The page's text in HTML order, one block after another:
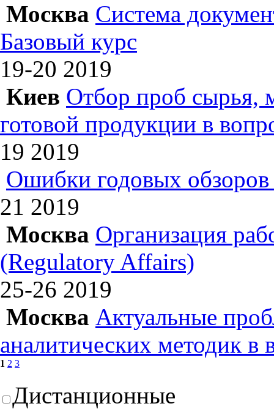
Москва Система
Базовый курс
19-20 2019
Киев Отбор проб сырья,
готовой продукции в
19 2019
Ошибки годовых обзоров
21 2019
Москва Организация
(Regulatory Affairs)
25-26 2019
Москва Актуальные
аналитических методик в
1 2 3
Дистанционные